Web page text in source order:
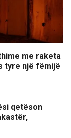
me raketa
tyre një fëmijë
qetëson